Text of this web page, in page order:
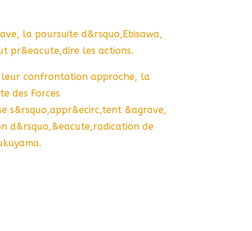
la poursuite d&rsquo,Ebisawa,
pr&eacute,dire les actions.
confrontation approche, la
des Forces
s&rsquo,appr&ecirc,tent &agrave,
d&rsquo,&eacute,radication de